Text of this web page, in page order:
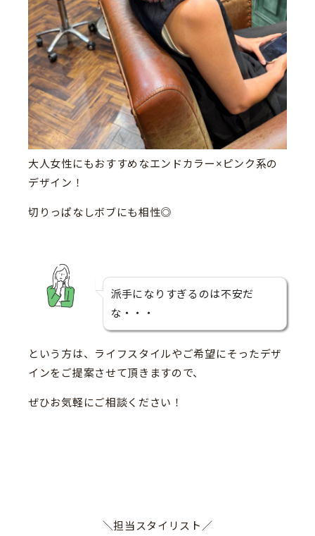
大人女性にもおすすめなエンドカラー×ピンク系の
デザイン！
切りっぱなしボブにも相性◎
派手になりすぎるのは不安だ
な・・・
という方は、ライフスタイルやご希望にそったデザ
インをご提案させて頂きますので、
ぜひお気軽にご相談ください！
＼担当スタイリスト／